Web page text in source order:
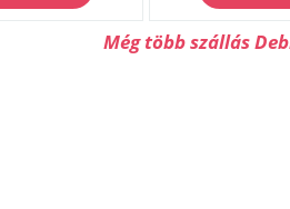
Még több szállás